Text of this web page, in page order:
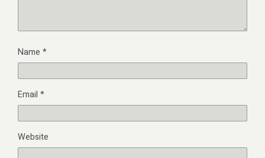
Name *
Email *
Website